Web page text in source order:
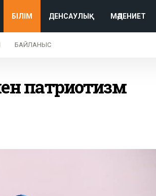
БІЛІМ ДЕНСАУЛЫҚ МӘДЕНИЕТ
БАЙЛАНЫС
патриотизм